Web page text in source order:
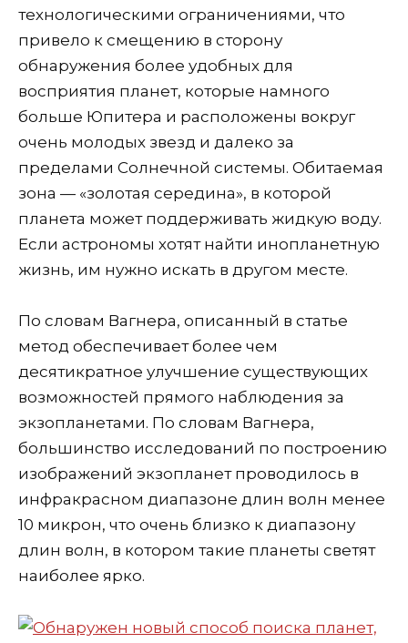
технологическими ограничениями, что
привело к смещению в сторону
обнаружения более удобных для
восприятия планет, которые намного
больше Юпитера и расположены вокруг
очень молодых звезд и далеко за
пределами Солнечной системы. Обитаемая
зона — «золотая середина», в которой
планета может поддерживать жидкую воду.
Если астрономы хотят найти инопланетную
жизнь, им нужно искать в другом месте.
По словам Вагнера, описанный в статье
метод обеспечивает более чем
десятикратное улучшение существующих
возможностей прямого наблюдения за
экзопланетами. По словам Вагнера,
большинство исследований по построению
изображений экзопланет проводилось в
инфракрасном диапазоне длин волн менее
10 микрон, что очень близко к диапазону
длин волн, в котором такие планеты светят
наиболее ярко.